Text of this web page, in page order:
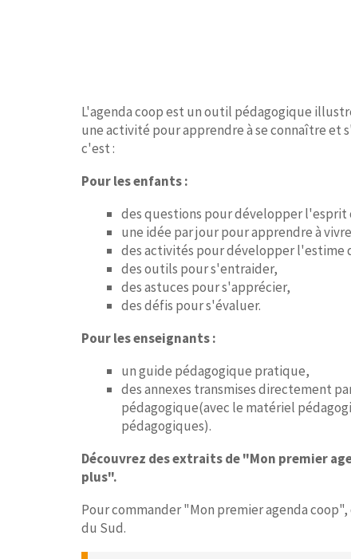
L'agenda coop est un outil pédagogique
une activité pour apprendre à se connaître et
c'est :
Pour les enfants :
des questions pour développer l'esprit
une idée par jour pour apprendre à
des activités pour développer l'estime
des outils pour s'entraider,
des astuces pour s'apprécier,
des défis pour s'évaluer.
Pour les enseignants :
un guide pédagogique pratique,
des annexes transmises directement
pédagogique(avec le matériel
pédagogiques).
Découvrez des extraits de "Mon premier
plus".
Pour commander "Mon premier agenda
du Sud.